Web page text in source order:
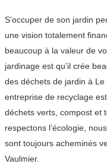
S’occuper de son jardin
une vision totalement
beaucoup à la valeur de
jardinage est qu’il crée
des déchets de jardin à Le
entreprise de recyclage
déchets verts, compost et
respectons l’écologie,
sont toujours acheminés
Vaulmier.